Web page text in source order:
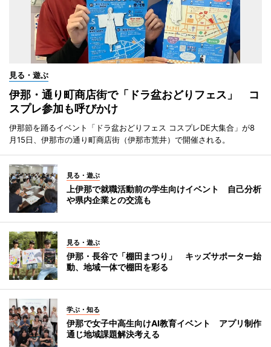
見る・遊ぶ
伊那・通り町商店街で「ドラ盆おどりフェス」 コ
スプレ参加も呼びかけ
伊那節を踊るイベント「ドラ盆おどりフェス コスプレDE大集合」が8
月15日、伊那市の通り町商店街（伊那市荒井）で開催される。
見る・遊ぶ
上伊那で就職活動前の学生向けイベント 自己分析
や県内企業との交流も
見る・遊ぶ
伊那・長谷で「棚田まつり」 キッズサポーター始
動、地域一体で棚田を彩る
学ぶ・知る
伊那で女子中高生向けAI教育イベント アプリ制作
通じ地域課題解決考える